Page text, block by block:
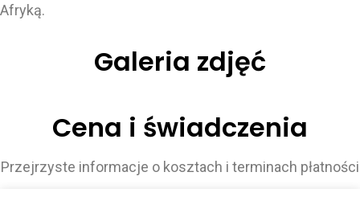
Afryką.
Galeria zdjęć
Cena i świadczenia
Przejrzyste informacje o kosztach i terminach płatności